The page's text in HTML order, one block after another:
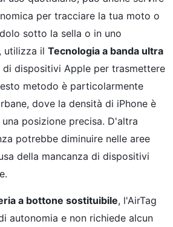
per tracciare la tua moto o
sotto la sella o in uno
utilizza il Tecnologia a banda ultra
di dispositivi Apple per trasmettere
metodo è particolarmente
dove la densità di iPhone è
posizione precisa. D'altra
potrebbe diminuire nelle aree
della mancanza di dispositivi
a bottone sostituibile, l'AirTag
autonomia e non richiede alcun